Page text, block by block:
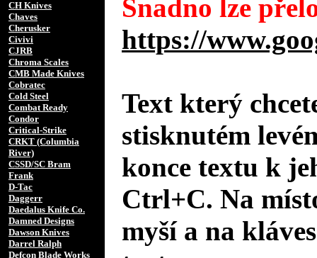
CH Knives
Chaves
Cherusker
Civivi
CJRB
Chroma Scales
CMB Made Knives
Cobratec
Cold Steel
Combat Ready
Condor
Critical-Strike
CRKT (Columbia
River)
CSSD/SC Bram
Frank
D-Tac
Daggerr
Daedalus Knife Co.
Damned Designs
Dawson Knives
Darrel Ralph
Defcon Blade Works
Snadno lze
https://
Text který
stisknutém
konce textu k
Ctrl+C. Na
myší a na